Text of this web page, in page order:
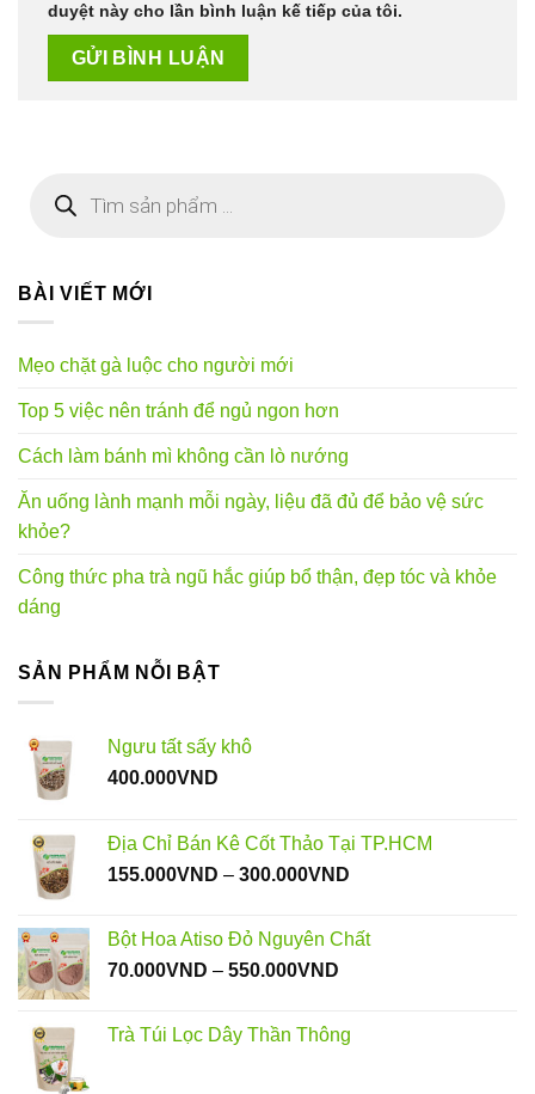
duyệt này cho lần bình luận kế tiếp của tôi.
kiếm
BÀI VIẾT MỚI
Mẹo chặt gà luộc cho người mới
Top 5 việc nên tránh để ngủ ngon hơn
Cách làm bánh mì không cần lò nướng
Ăn uống lành mạnh mỗi ngày, liệu đã đủ để bảo vệ sức
khỏe?
Công thức pha trà ngũ hắc giúp bổ thận, đẹp tóc và khỏe
dáng
SẢN PHẨM NỖI BẬT
Ngưu tất sấy khô
400.000VND
Địa Chỉ Bán Kê Cốt Thảo Tại TP.HCM
155.000VND – 300.000VND
155.000VND
Bột Hoa Atiso Đỏ Nguyên Chất
70.000VND – 550.000VND
70.000VND
Trà Túi Lọc Dây Thần Thông